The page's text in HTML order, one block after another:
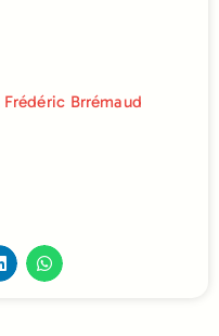
Frédéric Brrémaud